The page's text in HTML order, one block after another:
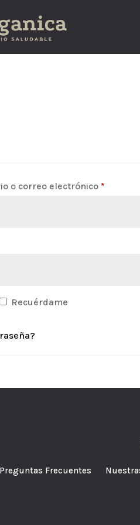
o correo electrónico *
Recuérdame
Preguntas Frecuentes